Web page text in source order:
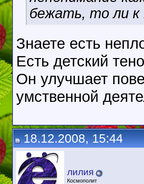
бежать, то ли к
Знаете есть
Есть детский
Он улучшает
умственной
18.12.2008, 15:44
лилия
Космополит